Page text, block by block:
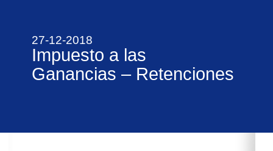
27-12-2018
Impuesto a las
Ganancias – Retenciones